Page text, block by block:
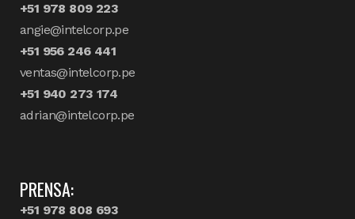
+51 978 809 223
angie@intelcorp.pe
+51 956 246 441
ventas@intelcorp.pe
+51 940 273 174
adrian@intelcorp.pe
PRENSA:
+51 978 808 693